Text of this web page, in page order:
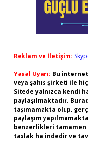
Reklam ve İletişim:
Yasal Uyarı: Bu
veya şahıs şirketi ile
Sitede yalnızca kendi
paylaşılmaktadır.
taşımamakta olup,
paylaşım
benzerlikleri
taslak halindedir ve